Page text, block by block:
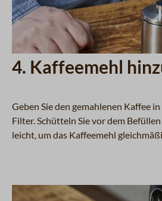
4. Kaffeemehl
Geben Sie den gemahlenen Kaffee
Filter. Schütteln Sie vor dem
leicht, um das Kaffeemehl